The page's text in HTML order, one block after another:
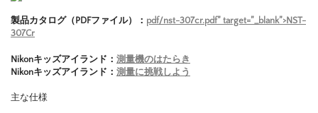
製品カタログ（PDFファイル）： pdf/nst-307cr.pdf” target=”_blank”>NST-
307Cr
Nikonキッズアイランド： 測量機のはたらき
Nikonキッズアイランド： 測量に挑戦しよう
主な仕様